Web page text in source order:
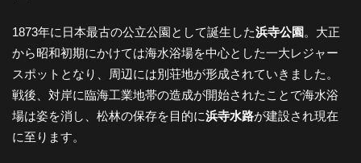
ロ
グ
-
1873年に日本最古の公立公園として誕生した浜寺公園 。大正
から昭和初期にかけては海水浴場を中心とした一大レジャー
スポットとなり、周辺には別荘地が形成されていきました。
戦後、対岸に臨海工業地帯の造成が開始されたことで海水浴
場は姿を消し、松林の保存を目的に浜寺水路が建設され現在
に至ります。